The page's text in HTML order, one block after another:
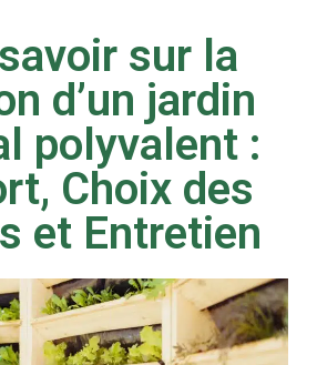
sur la
d’un jardin
polyvalent :
Choix des
et Entretien